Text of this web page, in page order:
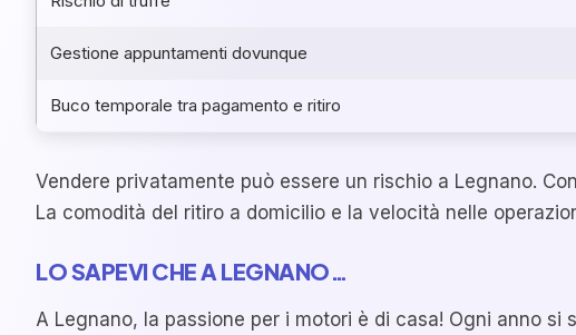
Gestione appuntamenti dovunque
Buco temporale tra pagamento e ritiro
Vendere privatamente può essere un rischio a Legnano.
La comodità del ritiro a domicilio e la velocità nelle
LO SAPEVI CHE A LEGNANO…
A Legnano, la passione per i motori è di casa! Ogni anno si